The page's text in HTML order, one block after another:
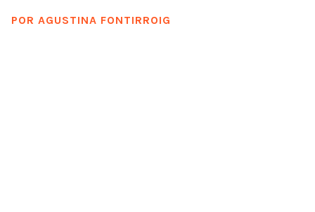
POR AGUSTINA FONTIRROIG